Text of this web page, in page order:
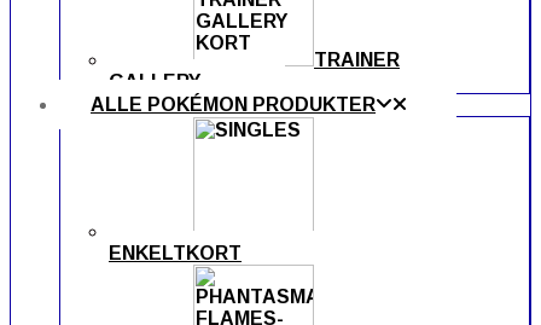
TRAINER
GALLERY
ALLE POKÉMON PRODUKTER
ENKELTKORT